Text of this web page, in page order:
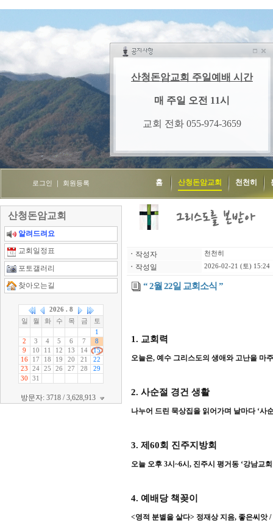
로그인 회원등록 홈 산청돈암교회 천천히
산청돈암교회
알려드려요
교회일정표
포토갤러리
찾아오는길
방문자: 3718 / 3,628,913
ㆍ 작성자 천천히
ㆍ 작성일 2026-02-21 (토) 15:24
“ 2월 22일 교회소식 ”
1. 교회력
오늘은, 예수 그리스도의 생애와 고난을 마
2. 사순절 경건 생활
나누어 드린 묵상집을 읽어가며 날마다 ‘사
3. 제 60회 진주지방회
오늘 오후 3시 ~6시 , 진주시 평거동 ‘강남교회
4. 예배당 책꽂이
<영적 분별을 살다> 정재상 지음, 좋은씨앗/